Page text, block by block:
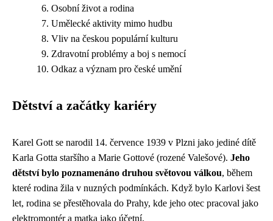
Osobní život a rodina
Umělecké aktivity mimo hudbu
Vliv na českou populární kulturu
Zdravotní problémy a boj s nemocí
Odkaz a význam pro české umění
Dětství a začátky kariéry
Karel Gott se narodil 14. července 1939 v Plzni jako jediné dítě
Karla Gotta staršího a Marie Gottové (rozené Valešové). Jeho
dětství bylo poznamenáno druhou světovou válkou, během
které rodina žila v nuzných podmínkách. Když bylo Karlovi šest
let, rodina se přestěhovala do Prahy, kde jeho otec pracoval jako
elektromontér a matka jako účetní.